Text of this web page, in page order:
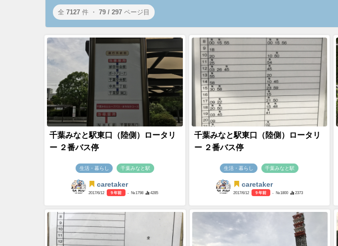
全 7127 件 ・ 79 / 297 ページ目
千葉みなと駅東口（陸側）ロータリ
ー ２番バス停
生活・暮らし 千葉みなと駅
caretaker
2017/6/12 9 年前 - №1798 4285
千葉みなと駅東口（陸側）ロータリ
ー ２番バス停
生活・暮らし 千葉みなと駅
caretaker
2017/6/12 9 年前 - №1800 2373